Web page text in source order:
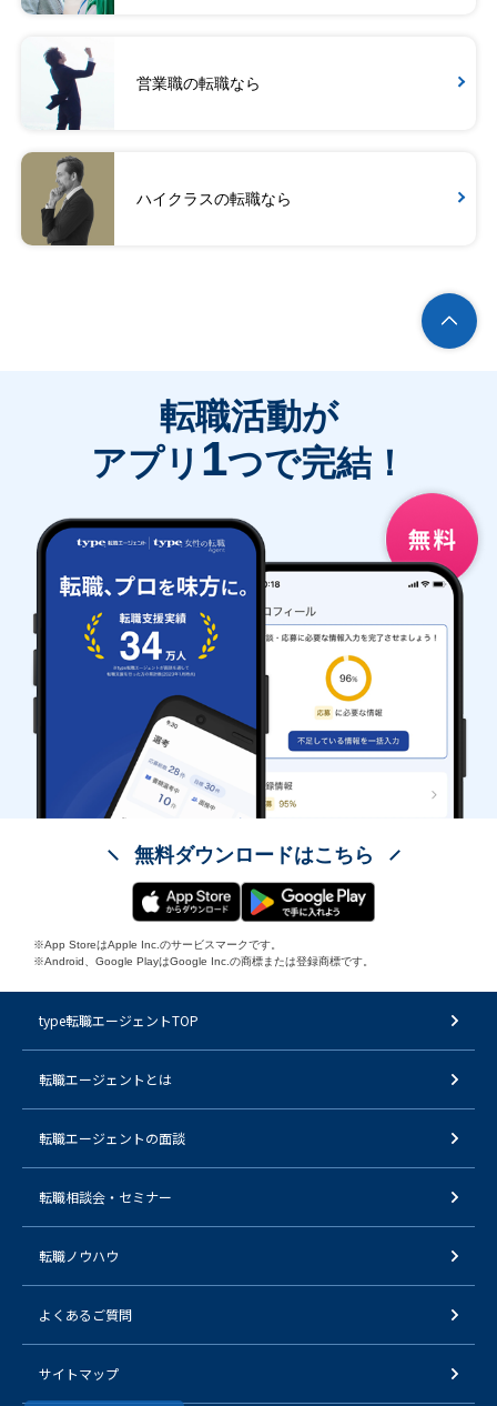
営業職の転職なら
ハイクラスの転職なら
転職活動が
アプリ 1つで完結！
無料ダウンロードはこちら
※App StoreはApple Inc.のサービスマークです。
※Android、Google PlayはGoogle Inc.の商標または登録商標です。
type転職エージェントTOP
転職エージェントとは
転職エージェントの面談
転職相談会・セミナー
転職ノウハウ
よくあるご質問
サイトマップ